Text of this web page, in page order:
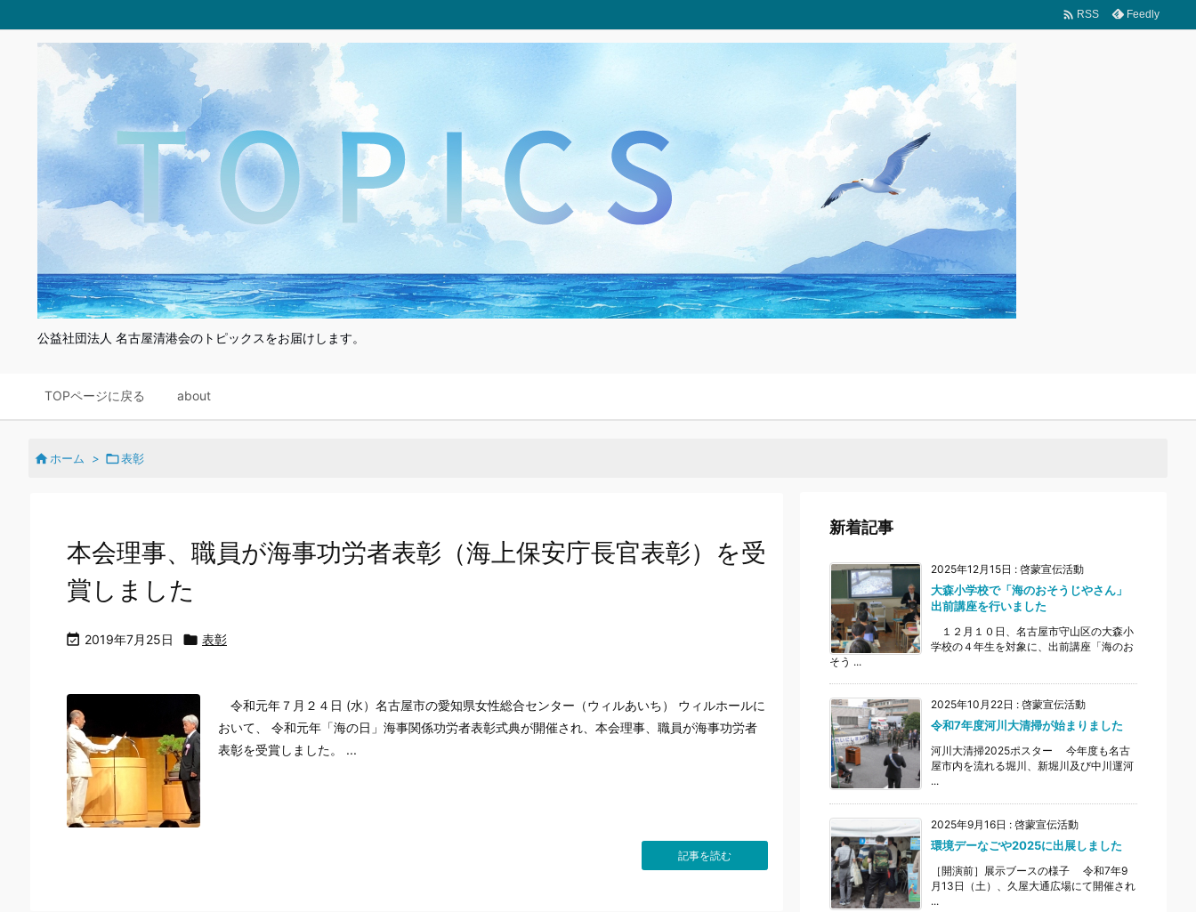
公益社団法人 名古屋清港会のトピックスをお届けします。
TOPページに戻る about
 RSS Feedly
 ホーム > 表彰
本会理事、職員が海事功労者表彰（海上保安庁長官表彰）を受
賞しました
 2019年7月25日  表彰
令和元年７月２４日 (水）名古屋市の愛知県女性総合センター（ウィルあいち） ウィルホールに
おいて、 令和元年「海の日」海事関係功労者表彰式典が開催され、本会理事、職員が海事功労者
表彰を受賞しました。 ...
記事を読む
新着記事
2025年12月15日 : 啓蒙宣伝活動
大森小学校で「海のおそうじやさん」
出前講座を行いました
１２月１０日、名古屋市守山区の大森小
学校の４年生を対象に、出前講座「海のお
そう ...
2025年10月22日 : 啓蒙宣伝活動
令和7年度河川大清掃が始まりました
河川大清掃2025ポスター 今年度も名古
屋市内を流れる堀川、新堀川及び中川運河
...
2025年9月16日 : 啓蒙宣伝活動
環境デーなごや2025に出展しました
［開演前］展示ブースの様子 令和7年9
月13日（土）、久屋大通広場にて開催され
...